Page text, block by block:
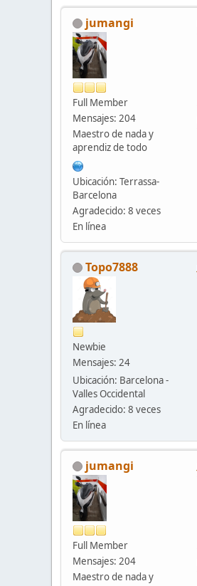
jumangi
Full Member
Mensajes: 204
Maestro de nada y
aprendiz de todo
Ubicación: Terrassa-
Barcelona
Agradecido: 8 veces
En línea
Topo7888
Newbie
Mensajes: 24
Ubicación: Barcelona -
Valles Occidental
Agradecido: 8 veces
En línea
jumangi
Full Member
Mensajes: 204
Maestro de nada y